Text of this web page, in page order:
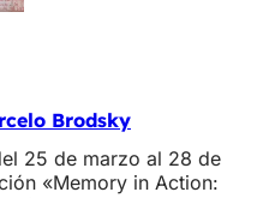
Brodsky
25 de marzo al 28 de
«Memory in Action: